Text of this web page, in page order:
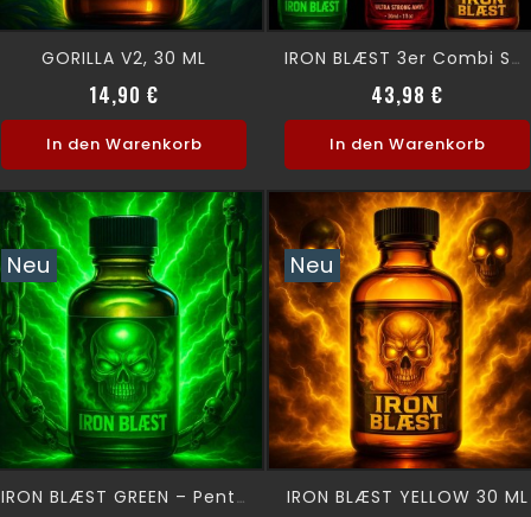
GORILLA V2, 30 ML
14,90 €
In den Warenkorb
IRON BLÆST 3er Combi Set
43,98 €
In den Warenkorb
Neu
IRON BLÆST GREEN – Pentyl 30 Ml
Neu
IRON BLÆST YELLOW 30 ML